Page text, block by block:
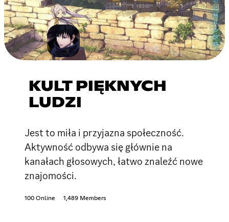
KULT PIĘKNYCH
LUDZI
Jest to miła i przyjazna społeczność.
Aktywność odbywa się głównie na
kanałach głosowych, łatwo znaleźć nowe
znajomości.
100 Online 1,489 Members